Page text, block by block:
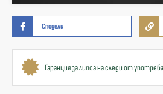
Сподели
Гаранция за липса на следи от употреба